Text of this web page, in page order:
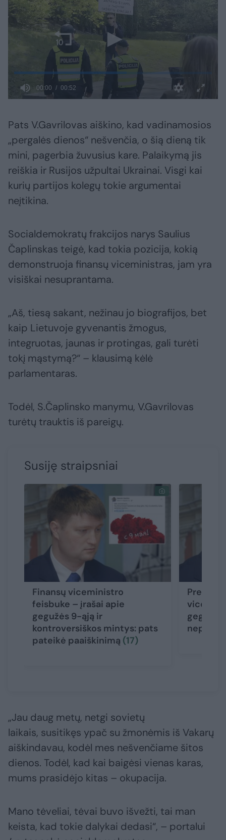
Pats V.Gavrilovas aiškino, kad vadinamosios
„pergalės dienos“ nešvenčia, o šią dieną tik
mini, pagerbia žuvusius kare. Palaikymą jis
reiškia ir Rusijos užpultai Ukrainai. Visgi kai
kurių partijos kolegų tokie argumentai
neįtikina.
Socialdemokratų frakcijos narys Saulius
Čaplinskas teigė, kad tokia pozicija, kokią
demonstruoja finansų viceministras, jam yra
visiškai nesuprantama.
„Aš, tiesą sakant, nežinau jo biografijos, bet
kaip Lietuvoje gyvenantis žmogus,
integruotas, jaunas ir protingas, gali turėti
tokį mąstymą?“ – klausimą kėlė
parlamentaras.
Todėl, S.Čaplinsko manymu, V.Gavrilovas
turėtų trauktis iš pareigų.
Susiję straipsniai
Finansų viceministro
feisbuke – įrašai apie
gegužės 9-ąją ir
kontroversiškos mintys: pats
pateikė paaiškinimą (17)
„Jau daug metų, netgi sovietų
laikais, susitikęs ypač su žmonėmis iš Vakarų
aiškindavau, kodėl mes nešvenčiame šitos
dienos. Todėl, kad kai baigėsi vienas karas,
mums prasidėjo kitas – okupacija.
Mano tėveliai, tėvai buvo išvežti, tai man
keista, kad tokie dalykai dedasi“, – portalui